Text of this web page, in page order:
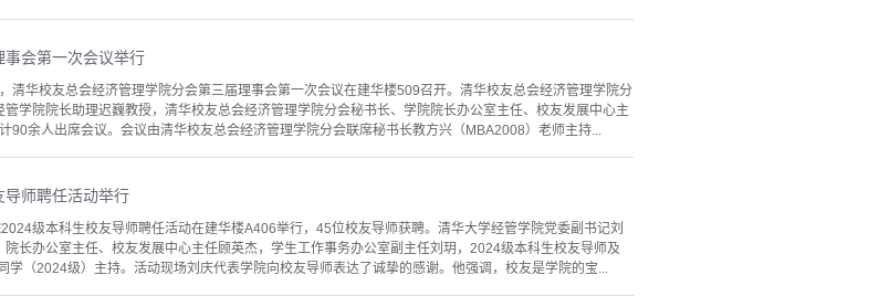
会第一次会议举行
清华校友总会经济管理学院分会第三届理事会第一次会议在建华楼509召开。清华校友总会经济管理学院分
学院院长助理迟巍教授，清华校友总会经济管理学院分会秘书长、学院院长办公室主任、校友发展中心主
90余人出席会议。会议由清华校友总会经济管理学院分会联席秘书长教方兴（MBA2008）老师主持...
导师聘任活动举行
级本科生校友导师聘任活动在建华楼A406举行，45位校友导师获聘。清华大学经管学院党委副书记刘
长办公室主任、校友发展中心主任顾英杰，学生工作事务办公室副主任刘玥，2024级本科生校友导师及
学（2024级）主持。活动现场刘庆代表学院向校友导师表达了诚挚的感谢。他强调，校友是学院的宝...